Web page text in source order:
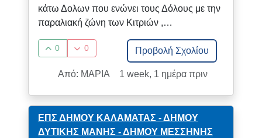
κάτω Δολων που ενώνει τους Δόλους με την
παραλιακή ζώνη των Κιτριών ,…
0 0 Προβολή Σχολίου
1 week, 1 ημέρα πριν
Από: ΜΑΡΙΑ
ΕΠΣ ΔΗΜΟΥ ΚΑΛΑΜΑΤΑΣ - ΔΗΜΟΥ
ΔΥΤΙΚΗΣ ΜΑΝΗΣ - ΔΗΜΟΥ ΜΕΣΣΗΝΗΣ